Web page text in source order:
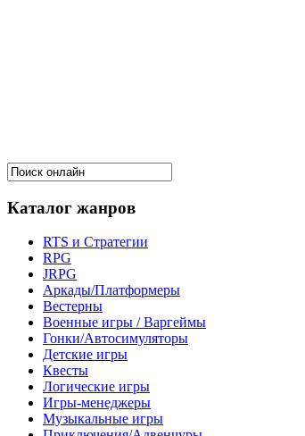
Каталог жанров
RTS и Стратегии
RPG
JRPG
Аркады/Платформеры
Вестерны
Военные игры / Варгеймы
Гонки/Автосимуляторы
Детские игры
Квесты
Логические игры
Игры-менеджеры
Музыкальные игры